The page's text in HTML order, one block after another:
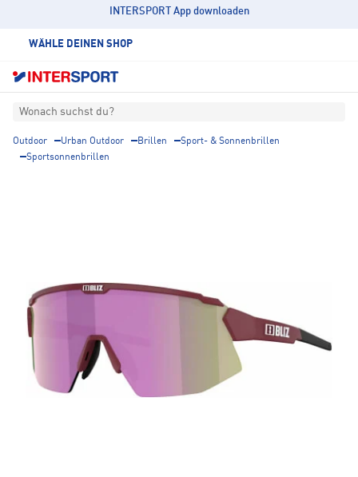
INTERSPORT App downloaden
WÄHLE DEINEN SHOP
Wonach suchst du?
Outdoor Urban Outdoor Brillen
Sport- & Sonnenbrillen
Sportsonnenbrillen